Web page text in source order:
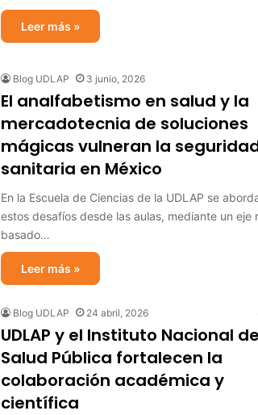
Leer más »
Blog UDLAP 3 junio, 2026
El analfabetismo en salud y la
mercadotecnia de soluciones
mágicas vulneran la
sanitaria en México
En la Escuela de Ciencias de la UDLAP se
estos desafíos desde las aulas, mediante un eje
basado…
Leer más »
Blog UDLAP 24 abril, 2026
UDLAP y el Instituto Nacional de
Salud Pública fortalecen la
colaboración académica y
científica